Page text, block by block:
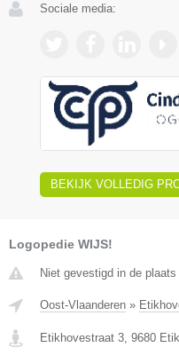
Sociale media:
BEKIJK VOLLEDIG
Logopedie WIJS!
Niet gevestigd in de
Oost-Vlaanderen »
Etikhovestraat 3, 9680